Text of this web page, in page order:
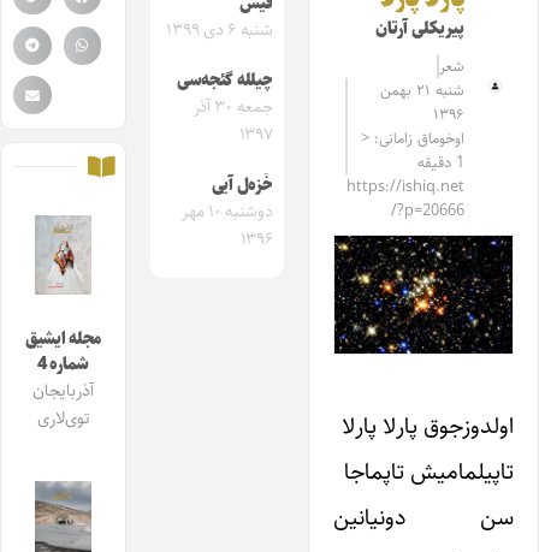
پیریکلی آرتان
شعر
شنبه ۲۱ بهمن
۱۳۹۶
اوخوماق زامانی: <
1 دقیقه
https://ishiq.net
/?p=20666
اولدوزجوق پارلا پارلا
تاپیلمامیش تاپماجا
سن دونیانین
شنبه ۶ دی ۱۳۹۹
چیلله گئجه‌سی
جمعه ۳۰ آذر
۱۳۹۷
خَزه‌ل آیی
دوشنبه ۱۰ مهر
۱۳۹۶
مجله ایشیق
شماره 4
آذربایجان
توی‌لاری